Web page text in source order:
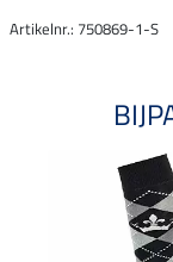
Artikelnr.: 750869-1-S